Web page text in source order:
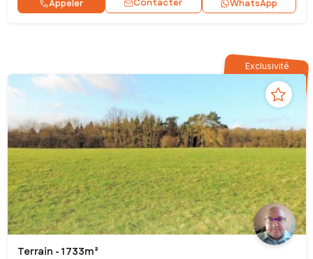
Appeler Contacter WhatsApp
Exclusivité
Terrain - 1 733m²